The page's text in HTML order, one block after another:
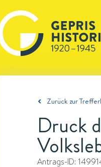
Zurück zur
Druck
Antrags-ID: